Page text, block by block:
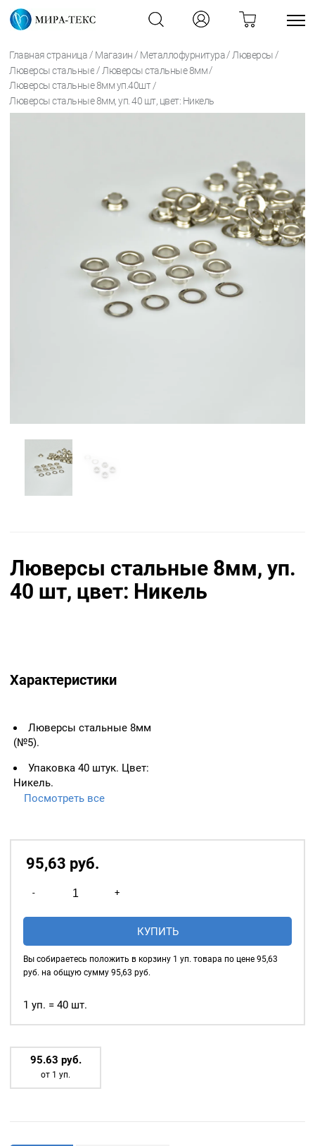
Главная страница / Магазин / Металлофурнитура / Люверсы /
Люверсы стальные / Люверсы стальные 8мм /
Люверсы стальные 8мм уп.40шт /
Люверсы стальные 8мм, уп. 40 шт, цвет: Никель
Люверсы стальные 8мм, уп.
40 шт, цвет: Никель
Характеристики
Люверсы стальные 8мм
(№5).
Упаковка 40 штук. Цвет:
Никель.
ВАЖНО:
ПО ВНУТРЕННЕМУ
люверсов
— укрепление
продеваются верёвки,
шнуры, тесьма, тросы и т.
используются для
Сфера применения
люверсов очень обширная:
— Производство обуви и
одежды;
— Изготовление сумок;
— Крепление штор;
— Изготовление различных
Посмотреть все
95,63 руб.
-
товара
Люверсы
уп.
шт,
+
КУПИТЬ
Вы собираетесь положить в корзину 1 уп. товара по цене 95,63
руб. на общую сумму 95,63 руб.
1 уп. = 40 шт.
95.63 руб.
от 1 уп.